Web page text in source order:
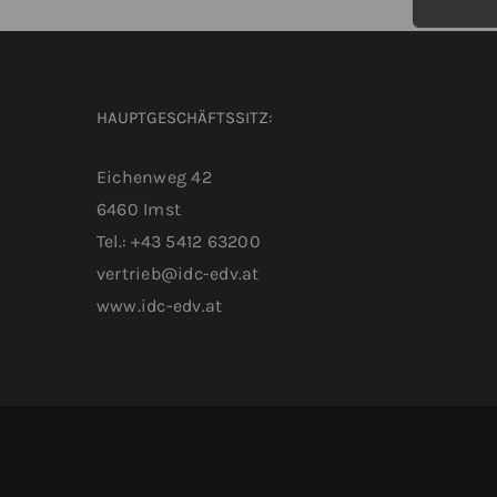
HAUPTGESCHÄFTSSITZ:
Eichenweg 42
6460 Imst
Tel.: +43 5412 63200
vertrieb@idc-edv.at
www.idc-edv.at